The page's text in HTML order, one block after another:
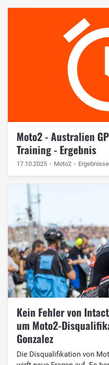
Moto2 - Australien
Training - Ergebnis
17.10.2025 Moto2 Ergebnisse
Kein Fehler von
um Moto2-
Gonzalez
Die Disqualifikation von